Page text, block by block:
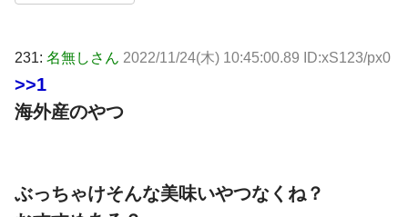
231: 名無しさん 2022/11/24(木) 10:45:00.89 ID:xS123/px0
>>1
海外産のやつ
ぶっちゃけそんな美味いやつなくね？